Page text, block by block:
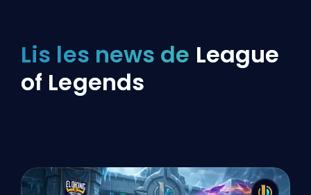
Lis les news de League
of Legends